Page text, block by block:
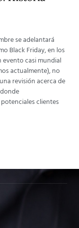
se adelantará
Black Friday, en los
evento casi mundial
actualmente), no
revisión acerca de
clientes